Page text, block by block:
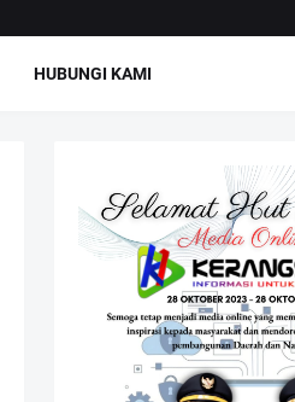
HUBUNGI KAMI